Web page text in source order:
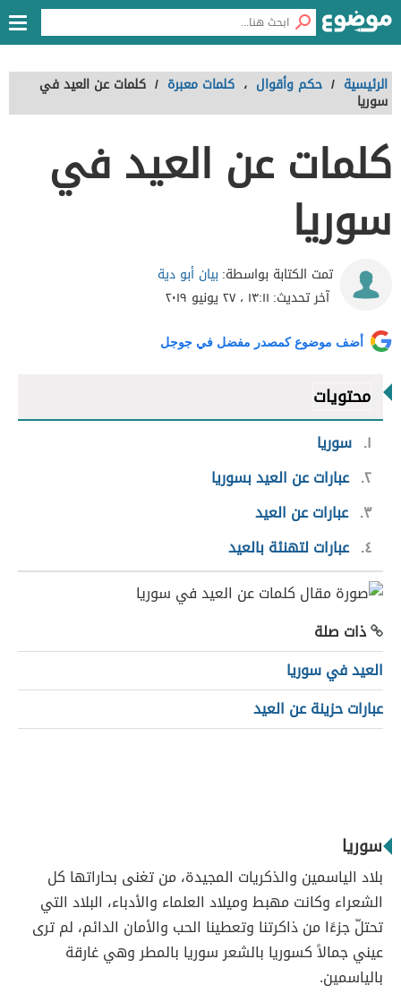
الرئيسية / حكم وأقوال ، كلمات معبرة / كلمات عن العيد في
سوريا
كلمات عن العيد في
سوريا
تمت الكتابة بواسطة: بيان أبو دية
آخر تحديث: ١٣:١١ ، ٢٧ يونيو ٢٠١٩
أضف موضوع كمصدر مفضل في جوجل
محتويات
١ سوريا
٢ عبارات عن العيد بسوريا
٣ عبارات عن العيد
٤ عبارات لتهنئة بالعيد
ذات صلة
العيد في سوريا
عبارات حزينة عن العيد
سوريا
بلاد الياسمين والذكريات المجيدة، من تغنى بحاراتها كل
الشعراء وكانت مهبط وميلاد العلماء والأدباء، البلاد التي
تحتلّ جزءًا من ذاكرتنا وتعطينا الحب والأمان الدائم، لم ترى
عيني جمالاً كسوريا بالشعر سوريا بالمطر وهي غارقة
بالياسمين.